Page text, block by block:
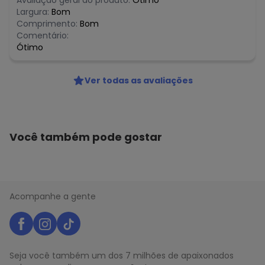
maio/2026
abril/2026
março/2026
fevereiro/2026
Largura: Bom
Comprimento: Bom
Comentário:
Ótimo
Ver todas as avaliações
Você também pode gostar
Acompanhe a gente
Seja você também um dos 7 milhões de apaixonados